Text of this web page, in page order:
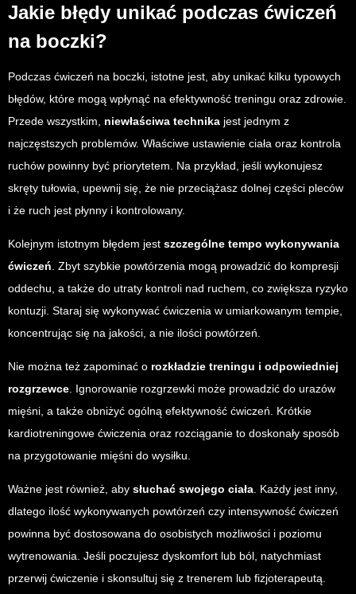
Jakie błędy unikać podczas ćwiczeń
na boczki?
Podczas ćwiczeń na boczki, istotne jest, aby unikać kilku typowych
błędów, które mogą wpłynąć na efektywność treningu oraz zdrowie.
Przede wszystkim, niewłaściwa technika jest jednym z
najczęstszych problemów. Właściwe ustawienie ciała oraz kontrola
ruchów powinny być priorytetem. Na przykład, jeśli wykonujesz
skręty tułowia, upewnij się, że nie przeciążasz dolnej części pleców
i że ruch jest płynny i kontrolowany.
Kolejnym istotnym błędem jest szczególne tempo wykonywania
ćwiczeń . Zbyt szybkie powtórzenia mogą prowadzić do kompresji
oddechu, a także do utraty kontroli nad ruchem, co zwiększa ryzyko
kontuzji. Staraj się wykonywać ćwiczenia w umiarkowanym tempie,
koncentrując się na jakości, a nie ilości powtórzeń.
Nie można też zapominać o rozkładzie treningu i odpowiedniej
rozgrzewce . Ignorowanie rozgrzewki może prowadzić do urazów
mięśni, a także obniżyć ogólną efektywność ćwiczeń. Krótkie
kardiotreningowe ćwiczenia oraz rozciąganie to doskonały sposób
na przygotowanie mięśni do wysiłku.
Ważne jest również, aby słuchać swojego ciała . Każdy jest inny,
dlatego ilość wykonywanych powtórzeń czy intensywność ćwiczeń
powinna być dostosowana do osobistych możliwości i poziomu
wytrenowania. Jeśli poczujesz dyskomfort lub ból, natychmiast
przerwij ćwiczenie i skonsultuj się z trenerem lub fizjoterapeutą.